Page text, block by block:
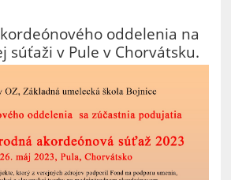
oddelenia na
súťaži v Pule v Chorvátsku.